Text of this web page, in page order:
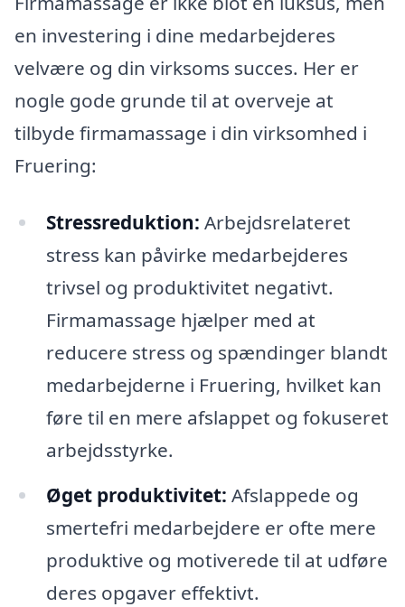
en investering i dine medarbejderes
velvære og din virksoms succes. Her er
nogle gode grunde til at overveje at
tilbyde firmamassage i din virksomhed i
Fruering:
Stressreduktion: Arbejdsrelateret
stress kan påvirke medarbejderes
trivsel og produktivitet negativt.
Firmamassage hjælper med at
reducere stress og spændinger blandt
medarbejderne i Fruering, hvilket kan
føre til en mere afslappet og fokuseret
arbejdsstyrke.
Øget produktivitet: Afslappede og
smertefri medarbejdere er ofte mere
produktive og motiverede til at udføre
deres opgaver effektivt.